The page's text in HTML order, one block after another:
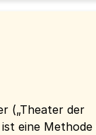
(„Theater der
eine Methode